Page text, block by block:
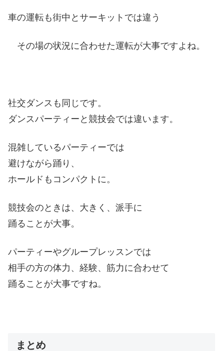
車の運転も街中とサーキットでは違う
その場の状況に合わせた運転が大事ですよね。
社交ダンスも同じです。
ダンスパーティーと競技会では違います。
混雑しているパーティーでは
避けながら踊り、
ホールドもコンパクトに。
競技会のときは、大きく、派手に
踊ることが大事。
パーティーやグループレッスンでは
相手の方の体力、経験、筋力に合わせて
踊ることが大事ですね。
まとめ